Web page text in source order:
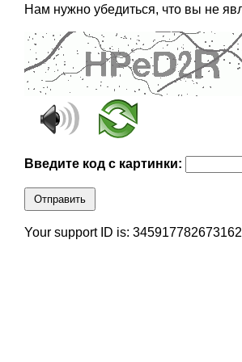
Нам нужно убедиться, что вы не
Введите код с картинки:
Отправить
Your support ID is: